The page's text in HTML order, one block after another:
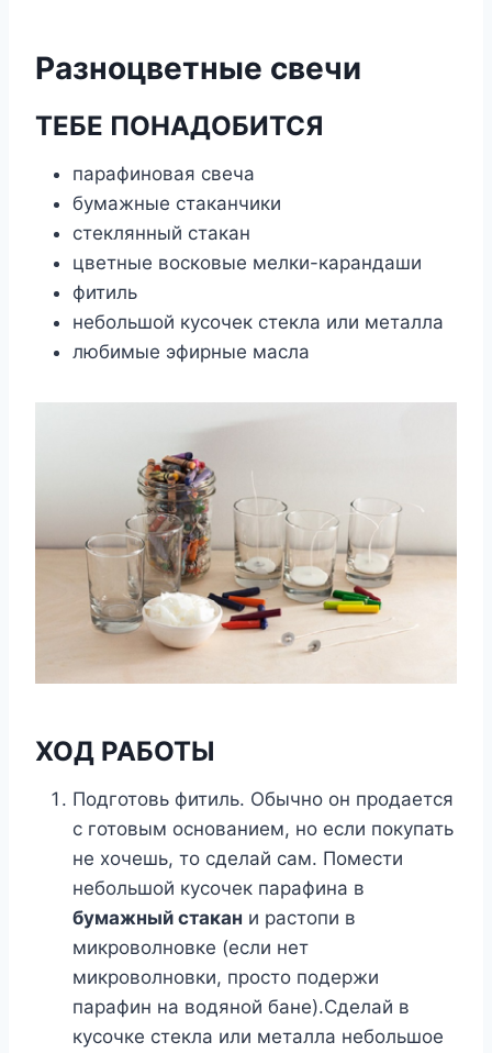
Разноцветные свечи
ТЕБЕ ПОНАДОБИТСЯ
парафиновая свеча
бумажные стаканчики
стеклянный стакан
цветные восковые мелки-карандаши
фитиль
небольшой кусочек стекла или металла
любимые эфирные масла
ХОД РАБОТЫ
Подготовь фитиль. Обычно он продается
с готовым основанием, но если покупать
не хочешь, то сделай сам. Помести
небольшой кусочек парафина в
бумажный стакан и растопи в
микроволновке (если нет
микроволновки, просто подержи
парафин на водяной бане).Сделай в
кусочке стекла или металла небольшое